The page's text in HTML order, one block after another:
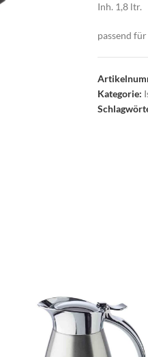
Inh. 1,8 ltr.
passend
Kategorie: